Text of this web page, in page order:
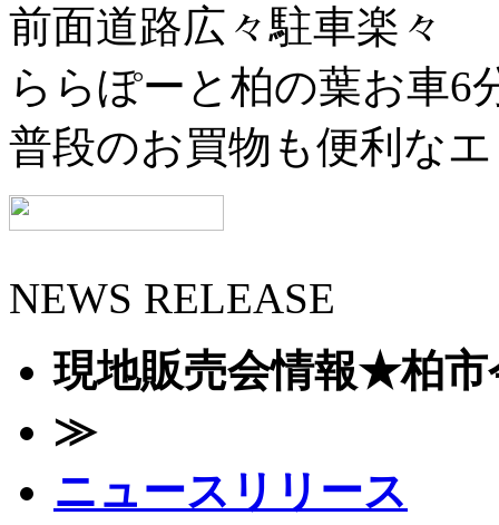
前面道路広々駐車楽々
ららぽーと柏の葉お車6
普段のお買物も便利な
NEWS RELEASE
現地販売会情報★柏
≫
ニュースリリース